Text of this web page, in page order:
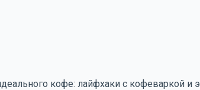
кофе: лайфхаки с кофеваркой и